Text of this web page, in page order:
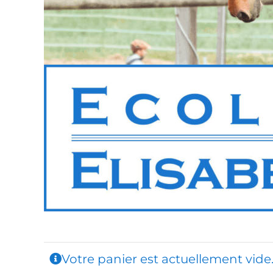
Votre panier est actuellement vide.